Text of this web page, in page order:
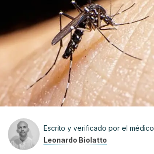
Escrito y verificado por el médico
Leonardo Biolatto